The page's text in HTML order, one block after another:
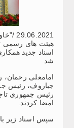
هیئت های رسمی
اسناد جدید
شد.
امامعلی
جباروف، رئیس
رئیس جمهوری
امضا کردند.
سپس اسناد زیر